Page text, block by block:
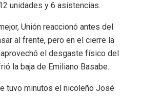
unidades y 6 asistencias.
Unión reaccionó antes del
al frente, pero en el cierre la
el desgaste físico del
la baja de Emiliano Basabe.
tuvo minutos el nicoleño José